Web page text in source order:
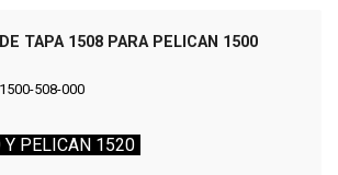
TAPA 1508 PARA PELICAN 1500
1500-508-000
PELICAN 1520